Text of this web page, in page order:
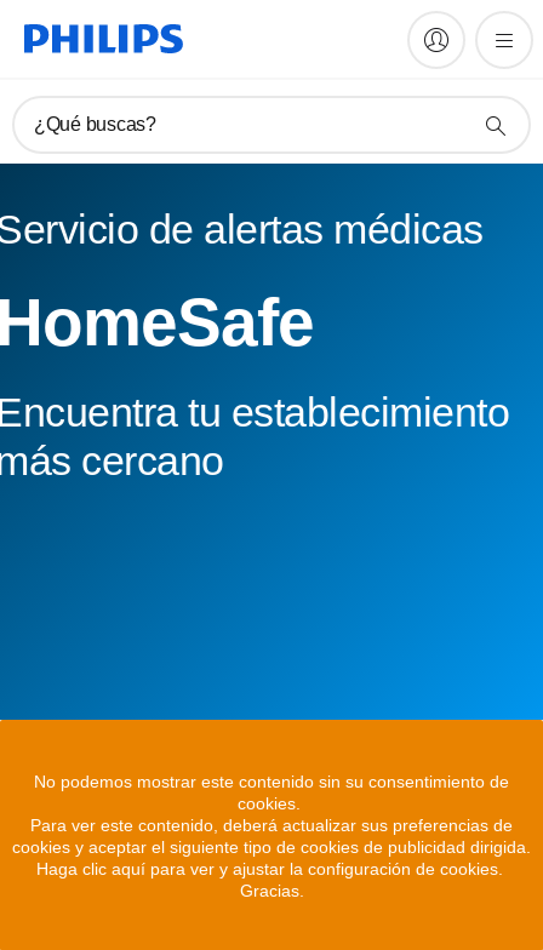
¿Qué buscas?
de alertas médicas
tu establecimiento
cercano
No podemos mostrar este contenido sin su consentimiento de
cookies.
Para ver este contenido, deberá actualizar sus preferencias de
cookies y aceptar el siguiente tipo de cookies de publicidad dirigida.
Haga clic aquí para ver y ajustar la configuración de cookies.
Gracias.